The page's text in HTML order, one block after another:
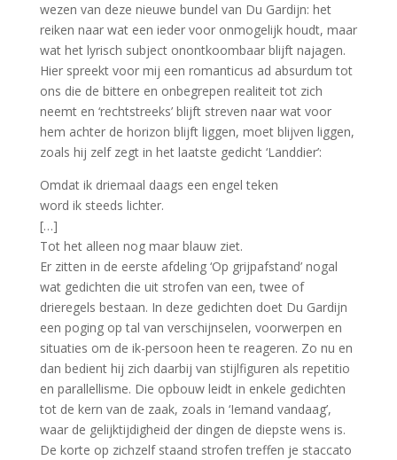
wezen van deze nieuwe bundel van Du Gardijn: het
reiken naar wat een ieder voor onmogelijk houdt, maar
wat het lyrisch subject onontkoombaar blijft najagen.
Hier spreekt voor mij een romanticus ad absurdum tot
ons die de bittere en onbegrepen realiteit tot zich
neemt en ‘rechtstreeks’ blijft streven naar wat voor
hem achter de horizon blijft liggen, moet blijven liggen,
zoals hij zelf zegt in het laatste gedicht ‘Landdier’:
Omdat ik driemaal daags een engel teken
word ik steeds lichter.
[…]
Tot het alleen nog maar blauw ziet.
Er zitten in de eerste afdeling ‘Op grijpafstand’ nogal
wat gedichten die uit strofen van een, twee of
drieregels bestaan. In deze gedichten doet Du Gardijn
een poging op tal van verschijnselen, voorwerpen en
situaties om de ik-persoon heen te reageren. Zo nu en
dan bedient hij zich daarbij van stijlfiguren als repetitio
en parallellisme. Die opbouw leidt in enkele gedichten
tot de kern van de zaak, zoals in ‘Iemand vandaag’,
waar de gelijktijdigheid der dingen de diepste wens is.
De korte op zichzelf staand strofen treffen je staccato